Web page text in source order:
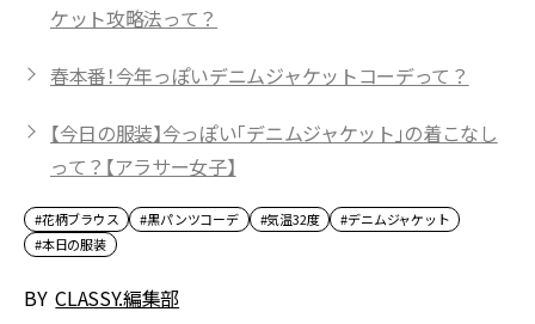
ケット攻略法って？
春本番！今年っぽいデニムジャケットコーデって？
【今日の服装】今っぽい「デニムジャケット」の着こなし
って？【アラサー女子】
#花柄ブラウス #黒パンツコーデ #気温32度
#デニムジャケット
#本日の服装
BY CLASSY.編集部